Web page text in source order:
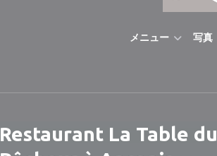
メニュー 写真
Restaurant La Table du